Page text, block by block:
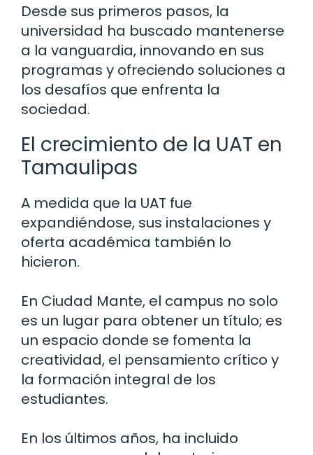
Desde sus primeros pasos, la
universidad ha buscado mantenerse
a la vanguardia, innovando en sus
programas y ofreciendo soluciones a
los desafíos que enfrenta la
sociedad.
El crecimiento de la UAT en
Tamaulipas
A medida que la UAT fue
expandiéndose, sus instalaciones y
oferta académica también lo
hicieron.
En Ciudad Mante, el campus no solo
es un lugar para obtener un título; es
un espacio donde se fomenta la
creatividad, el pensamiento crítico y
la formación integral de los
estudiantes.
En los últimos años, ha incluido